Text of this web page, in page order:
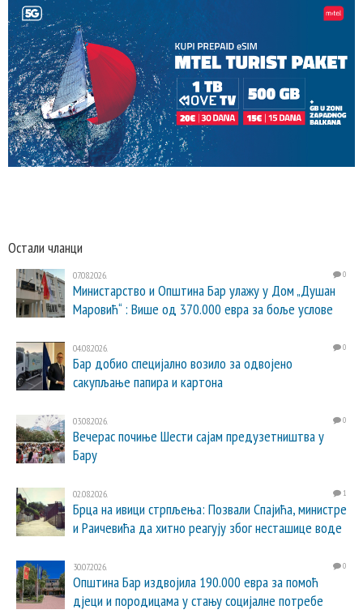
Остали чланци
07.08.2026. 0
Министарство и Општина Бар улажу у Дом „Душан
Маровић“ : Више од 370.000 евра за боље услове
04.08.2026. 0
Бар добио специјално возило за одвојено
сакупљање папира и картона
03.08.2026. 0
Вечерас почиње Шести сајам предузетништва у
Бару
02.08.2026. 1
Брца на ивици стрпљења: Позвали Спајића, министре
и Раичевића да хитно реагују због несташице воде
30.07.2026. 0
Општина Бар издвојила 190.000 евра за помоћ
дјеци и породицама у стању социјалне потребе